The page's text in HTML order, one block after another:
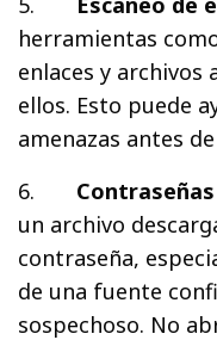
herramientas
enlaces y
ellos. Esto puede
amenazas antes
6.
un archivo
contraseña,
de una fuente
sospechoso. No